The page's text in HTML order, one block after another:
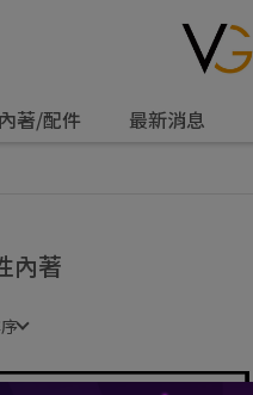
著/配件 最新消息
內著